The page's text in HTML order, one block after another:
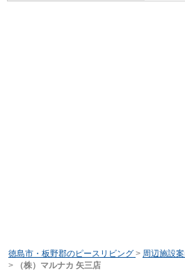
徳島市・板野郡のピースリビング > 周辺施設
>
（株）マルナカ 矢三店